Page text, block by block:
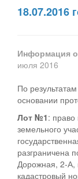
18.07.2016
Информация
июля 2016
По
основании
Лот №1: право
земельного
разграничена
Дорожная, 2-А,
кадастровый